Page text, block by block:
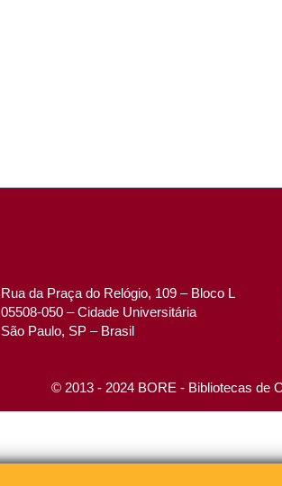
Rua da Praça do Relógio, 109 – Bloco L
05508-050 – Cidade Universitária
São Paulo, SP – Brasil
© 2013 - 2024 BORE - Bibliotecas de